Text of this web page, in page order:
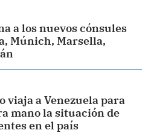
a los nuevos cónsules
Múnich, Marsella,
viaja a Venezuela para
mano la situación de
en el país